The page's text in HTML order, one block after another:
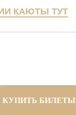
КАЮТЫ ТУТ
КУПИТЬ БИЛЕТЫ